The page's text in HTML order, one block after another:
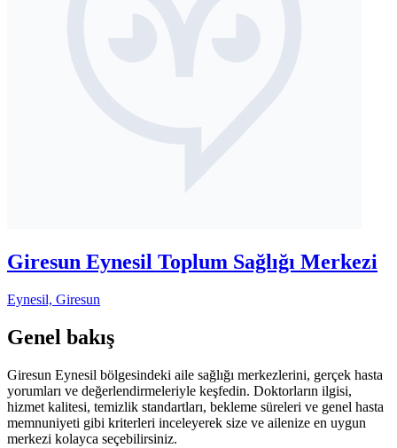
Giresun Eynesil Toplum Sağlığı Merkezi
Eynesil, Giresun
Genel bakış
Giresun Eynesil bölgesindeki aile sağlığı merkezlerini, gerçek hasta
yorumları ve değerlendirmeleriyle keşfedin. Doktorların ilgisi,
hizmet kalitesi, temizlik standartları, bekleme süreleri ve genel hasta
memnuniyeti gibi kriterleri inceleyerek size ve ailenize en uygun
merkezi kolayca seçebilirsiniz.